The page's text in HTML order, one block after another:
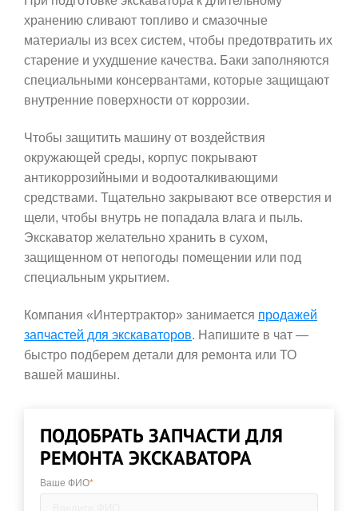
хранению сливают топливо и смазочные
материалы из всех систем, чтобы предотвратить их
старение и ухудшение качества. Баки заполняются
специальными консервантами, которые защищают
внутренние поверхности от коррозии.
Чтобы защитить машину от воздействия
окружающей среды, корпус покрывают
антикоррозийными и водооталкивающими
средствами. Тщательно закрывают все отверстия и
щели, чтобы внутрь не попадала влага и пыль.
Экскаватор желательно хранить в сухом,
защищенном от непогоды помещении или под
специальным укрытием.
Компания «Интертрактор» занимается продажей
запчастей для экскаваторов. Напишите в чат —
быстро подберем детали для ремонта или ТО
вашей машины.
ПОДОБРАТЬ ЗАПЧАСТИ ДЛЯ
РЕМОНТА ЭКСКАВАТОРА
Ваше ФИО*